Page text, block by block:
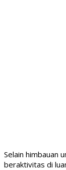
Selain himbauan
beraktivitas di